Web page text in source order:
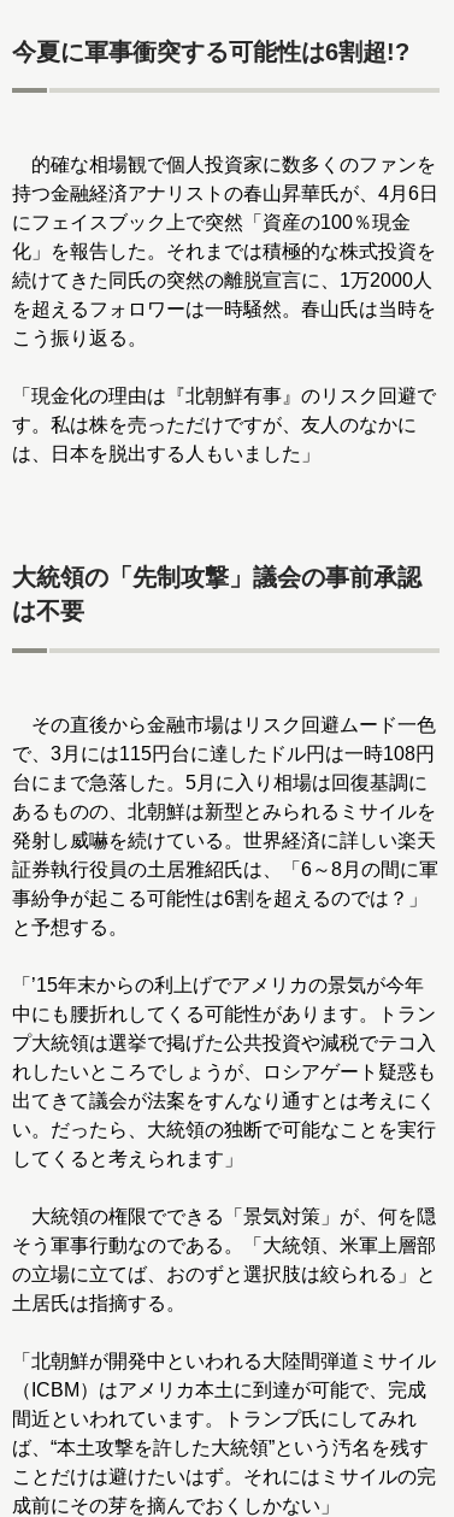
今夏に軍事衝突する可能性は6割超!?
的確な相場観で個人投資家に数多くのファンを
持つ金融経済アナリストの春山昇華氏が、4月6日
にフェイスブック上で突然「資産の100％現金
化」を報告した。それまでは積極的な株式投資を
続けてきた同氏の突然の離脱宣言に、1万2000人
を超えるフォロワーは一時騒然。春山氏は当時を
こう振り返る。
「現金化の理由は『北朝鮮有事』のリスク回避で
す。私は株を売っただけですが、友人のなかに
は、日本を脱出する人もいました」
大統領の「先制攻撃」議会の事前承認
は不要
その直後から金融市場はリスク回避ムード一色
で、3月には115円台に達したドル円は一時108円
台にまで急落した。5月に入り相場は回復基調に
あるものの、北朝鮮は新型とみられるミサイルを
発射し威嚇を続けている。世界経済に詳しい楽天
証券執行役員の土居雅紹氏は、「6～8月の間に軍
事紛争が起こる可能性は6割を超えるのでは？」
と予想する。
「’15年末からの利上げでアメリカの景気が今年
中にも腰折れしてくる可能性があります。トラン
プ大統領は選挙で掲げた公共投資や減税でテコ入
れしたいところでしょうが、ロシアゲート疑惑も
出てきて議会が法案をすんなり通すとは考えにく
い。だったら、大統領の独断で可能なことを実行
してくると考えられます」
大統領の権限でできる「景気対策」が、何を隠
そう軍事行動なのである。「大統領、米軍上層部
の立場に立てば、おのずと選択肢は絞られる」と
土居氏は指摘する。
「北朝鮮が開発中といわれる大陸間弾道ミサイル
（ICBM）はアメリカ本土に到達が可能で、完成
間近といわれています。トランプ氏にしてみれ
ば、“本土攻撃を許した大統領”という汚名を残す
ことだけは避けたいはず。それにはミサイルの完
成前にその芽を摘んでおくしかない」